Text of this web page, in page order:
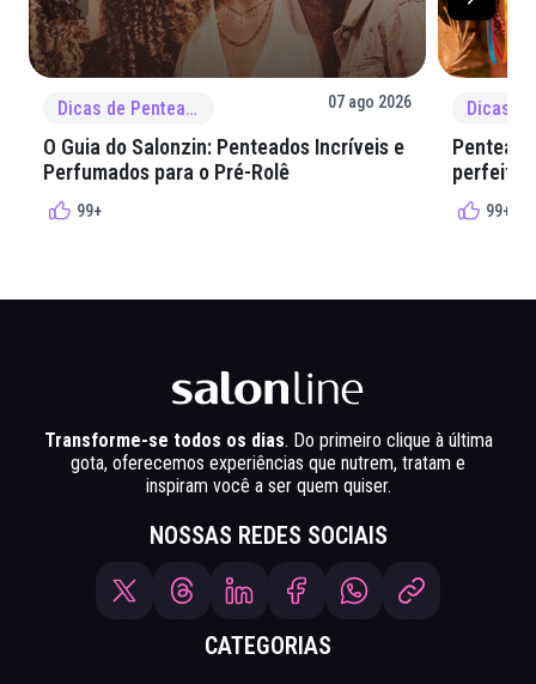
Dicas de Penteado 07 ago 2026
O Guia do Salonzin: Penteados Incríveis e
Perfumados para o Pré-Rolê
99+
perfeita
99+
Transforme-se todos os dias. Do primeiro clique à última
gota, oferecemos experiências que nutrem, tratam e
inspiram você a ser quem quiser.
NOSSAS REDES SOCIAIS
CATEGORIAS